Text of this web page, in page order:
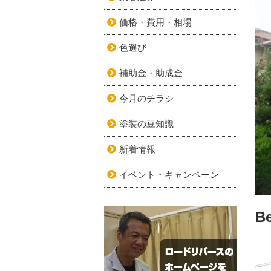
価格・費用・相場
色選び
補助金・助成金
今月のチラシ
塗装の豆知識
新着情報
イベント・キャンペーン